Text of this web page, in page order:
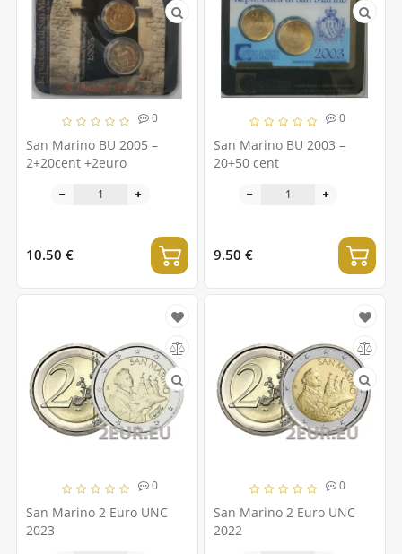
0
San Marino BU 2005 –
2+20cent +2euro
10.50 €
0
San Marino BU 2003 –
20+50 cent
9.50 €
0
San Marino 2 Euro UNC
2023
0
San Marino 2 Euro UNC
2022